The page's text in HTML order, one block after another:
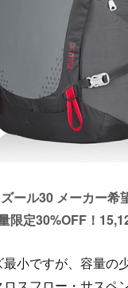
ール30 メーカー希
限定30%OFF！
小ですが、容量の